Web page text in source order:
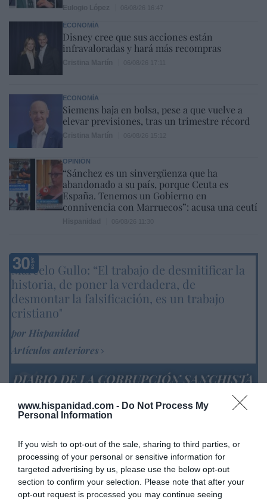
www.hispanidad.com - Do Not Process My
Personal Information
If you wish to opt-out of the sale, sharing to third parties, or
processing of your personal or sensitive information for
targeted advertising by us, please use the below opt-out
section to confirm your selection. Please note that after your
opt-out request is processed you may continue seeing
ECONOMÍA
Disney cree que sus acciones están
infravaloradas y hará más recompras
ECONOMÍA
Siemens baja en bolsa, pese a que vuelve a
elevar previsiones, tras un trimestre récord
OPINIÓN
“Sánchez es un sinvergüenza que ha
abandonado a su país, porque Ceuta es
España. Tenemos un Gobierno en
connivencia con Marruecos”: acusa una ceutí
Marcelo Gullo: “El trabajo de desmitificar la
historia, de poner la verdadera, de
desmontar la falsificación, es un trabajo
cristiano"
por Hispanidad
Artículos anteriores
DIARIO DE LA CORRUPCIÓN SANCHISTA
Diario de la corrupción sanchista. La
Audiencia Nacional prorroga seis meses la
ingente material incautado por la UCO
por Redacción
Artículos anteriores